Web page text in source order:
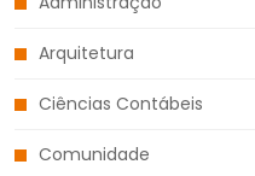
Arquitetura
Ciências Contábeis
Comunidade